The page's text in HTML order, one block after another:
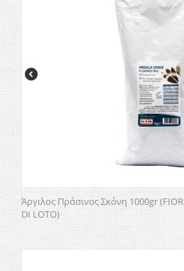
Άργιλος Πράσινος Σκόνη 1000gr (FIOR
DI LOTO)